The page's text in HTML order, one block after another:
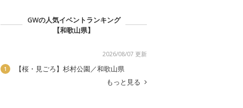
GWの人気イベントランキング
【和歌山県】
2026/08/07 更新
1
【桜・見ごろ】杉村公園／和歌山県
もっと見る